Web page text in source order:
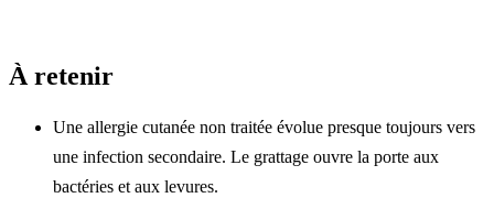
À retenir
Une allergie cutanée non traitée évolue presque toujours vers
une infection secondaire. Le grattage ouvre la porte aux
bactéries et aux levures.